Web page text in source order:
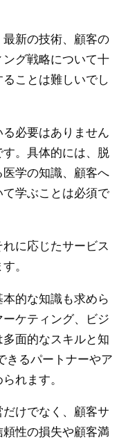
新の技術、顧客の
グ戦略について十
ことは難しいでし
必要はありません
。具体的には、脱
学の知識、顧客へ
学ぶことは必須で
に応じたサービス
。
的な知識も求めら
ケティング、ビジ
面的なスキルと知
きるパートナーやア
れます。
けでなく、顧客サ
性の損失や顧客満